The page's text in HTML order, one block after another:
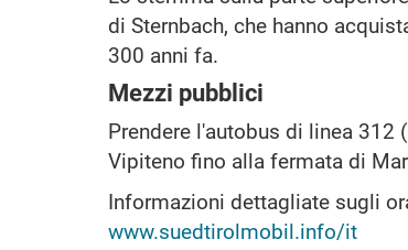
di Sternbach, che hanno
300 anni fa.
Mezzi pubblici
Prendere l'autobus di linea 312
Vipiteno fino alla fermata di
Informazioni dettagliate sugli
www.suedtirolmobil.info/it